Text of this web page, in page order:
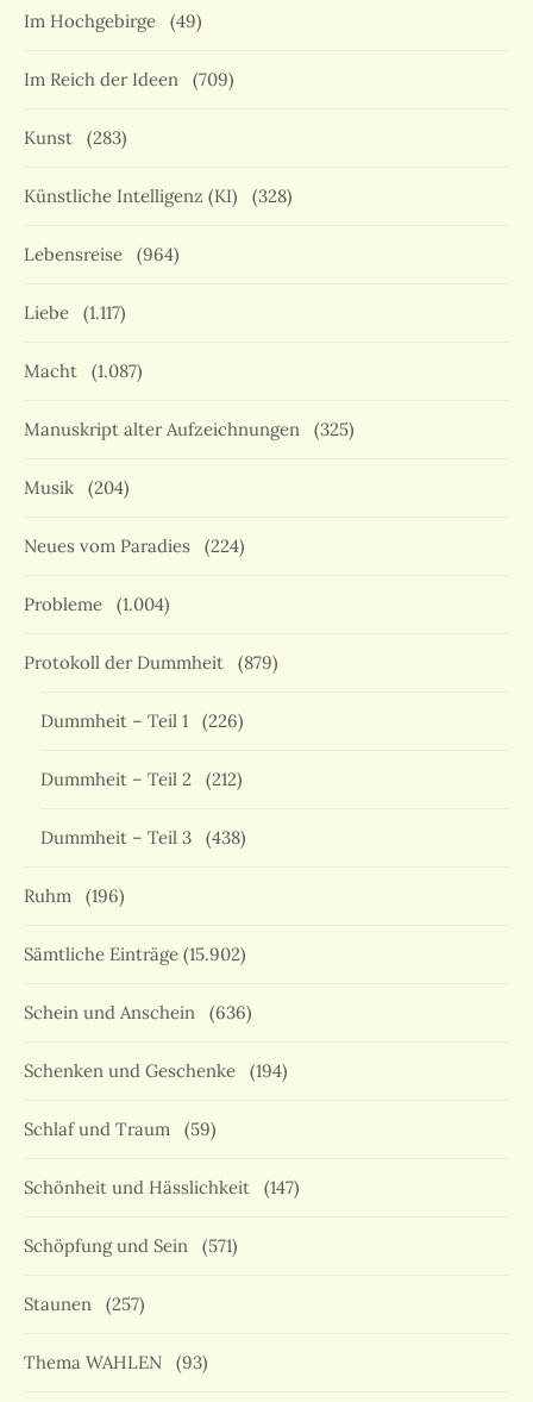
Im Hochgebirge (49)
Im Reich der Ideen (709)
Kunst (283)
Künstliche Intelligenz (KI) (328)
Lebensreise (964)
Liebe (1.117)
Macht (1.087)
Manuskript alter Aufzeichnungen (325)
Musik (204)
Neues vom Paradies (224)
Probleme (1.004)
Protokoll der Dummheit (879)
Dummheit – Teil 1 (226)
Dummheit – Teil 2 (212)
Dummheit – Teil 3 (438)
Ruhm (196)
Sämtliche Einträge (15.902)
Schein und Anschein (636)
Schenken und Geschenke (194)
Schlaf und Traum (59)
Schönheit und Hässlichkeit (147)
Schöpfung und Sein (571)
Staunen (257)
Thema WAHLEN (93)